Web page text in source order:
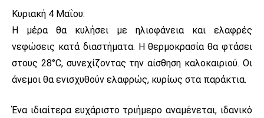
Κυριακή 4 Μαΐου:
Η μέρα θα κυλήσει με ηλιοφάνεια και ελαφρές
νεφώσεις κατά διαστήματα. Η θερμοκρασία θα φτάσει
στους 28°C, συνεχίζοντας την αίσθηση καλοκαιριού. Οι
άνεμοι θα ενισχυθούν ελαφρώς, κυρίως στα παράκτια.
Ένα ιδιαίτερα ευχάριστο τριήμερο αναμένεται, ιδανικό